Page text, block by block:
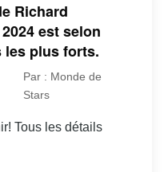
Richard
est selon
les plus forts.
Par : Monde de
Stars
Tous les détails